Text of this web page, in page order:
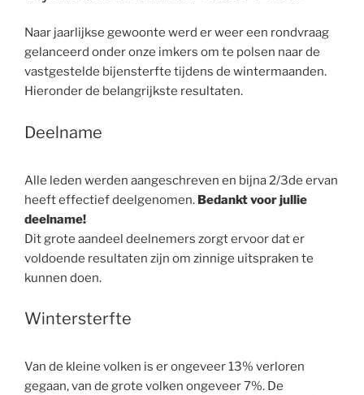
Naar jaarlijkse gewoonte werd er weer een rondvraag
gelanceerd onder onze imkers om te polsen naar de
vastgestelde bijensterfte tijdens de wintermaanden.
Hieronder de belangrijkste resultaten.
Deelname
Alle leden werden aangeschreven en bijna 2/3de ervan
heeft effectief deelgenomen. Bedankt voor jullie
deelname!
Dit grote aandeel deelnemers zorgt ervoor dat er
voldoende resultaten zijn om zinnige uitspraken te
kunnen doen.
Wintersterfte
Van de kleine volken is er ongeveer 13% verloren
gegaan, van de grote volken ongeveer 7%. De